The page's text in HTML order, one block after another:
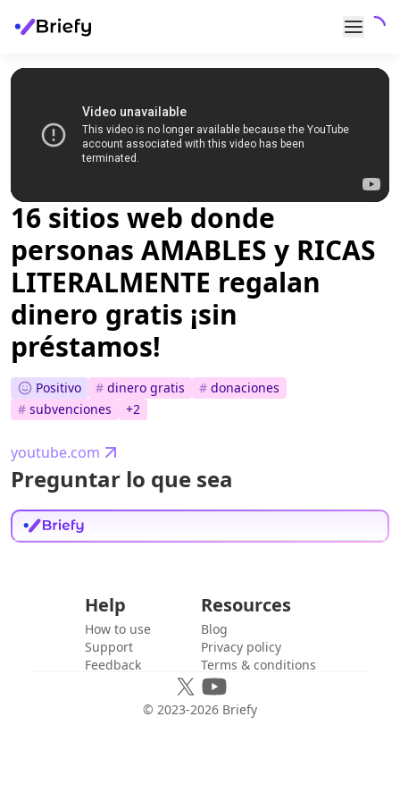
16 sitios web donde
personas AMABLES y RICAS
LITERALMENTE regalan
dinero gratis ¡sin
préstamos!
Positivo # dinero gratis # donaciones
# subvenciones +2
youtube.com
Preguntar lo que sea
Help
How to use
Support
Feedback
Resources
Blog
Privacy policy
Terms & conditions
© 2023-2026 Briefy